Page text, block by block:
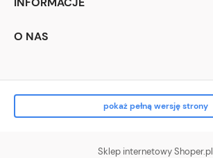
O NAS
pokaż pełną wersję strony
Sklep internetowy Shoper.pl